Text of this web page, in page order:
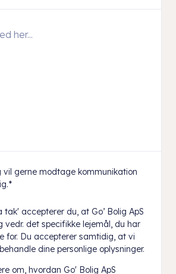
vil gerne modtage kommunikation
*
tak' accepterer du, at Go’ Bolig ApS
vedr. det specifikke lejemål, du har
for. Du accepterer samtidig, at vi
dine personlige oplysninger.
om, hvordan Go' Bolig ApS